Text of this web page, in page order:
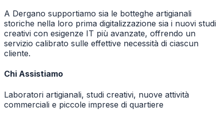
A Dergano supportiamo sia le botteghe artigianali
storiche nella loro prima digitalizzazione sia i nuovi studi
creativi con esigenze IT più avanzate, offrendo un
servizio calibrato sulle effettive necessità di ciascun
cliente.
Chi Assistiamo
Laboratori artigianali, studi creativi, nuove attività
commerciali e piccole imprese di quartiere